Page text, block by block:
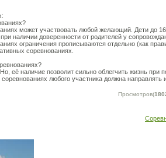
может участвовать любой желающий. Дети до 16
наличии доверенности от родителей у
ограничения прописываются отдельно (как
соревнованиях.
её наличие позволит сильно облегчить жизнь при
любого участника должна направлять
Просмотров(